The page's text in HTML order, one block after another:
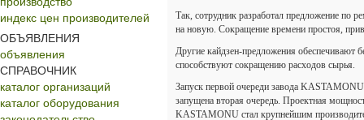
индекс цен производителей
ОБЪЯВЛЕНИЯ
объявления
СПРАВОЧНИК
каталог организаций
каталог оборудования
Так, сотрудник разработал предложение по
на новую. Сокращение времени простоя,
Другие кайдзен-предложения обеспечивают
способствуют сокращению расходов сырья.
Запуск первой очереди завода
запущена вторая очередь. Проектная
KASTAMONU стал крупнейшим